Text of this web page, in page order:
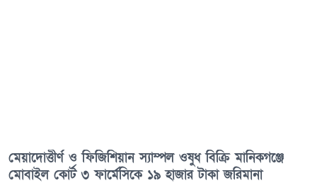
মেয়াদোত্তীর্ণ ও ফিজিশিয়ান স্যাম্পল ওষুধ বিক্রি মানিকগঞ্জে
মোবাইল কোর্ট ৩ ফার্মেসিকে ১৯ হাজার টাকা জরিমানা